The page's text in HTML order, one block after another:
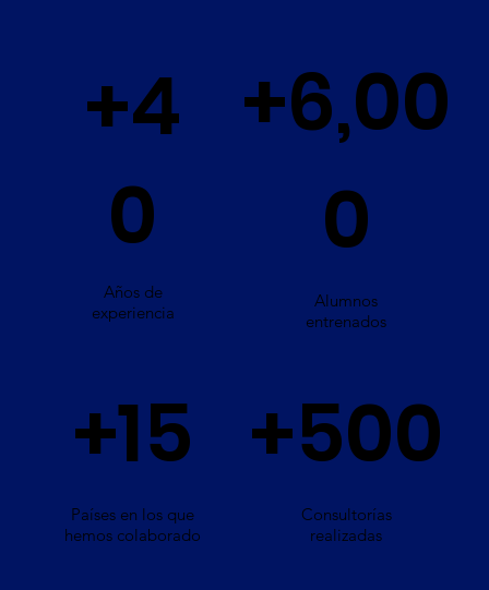
+4
0
Años de
experiencia
+6,00
0
Alumnos
entrenados
+500
Consultorías
realizadas
+15
Países en los que
hemos colaborado